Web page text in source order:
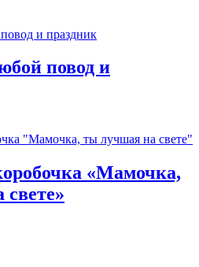
повод и
«Мамочка,